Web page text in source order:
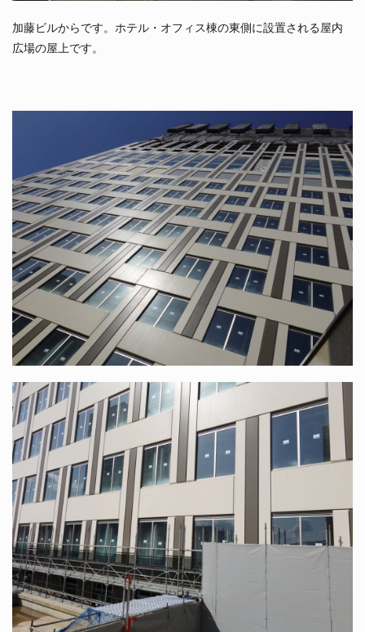
加藤ビルからです。ホテル・オフィス棟の東側に設置される屋内
広場の屋上です。